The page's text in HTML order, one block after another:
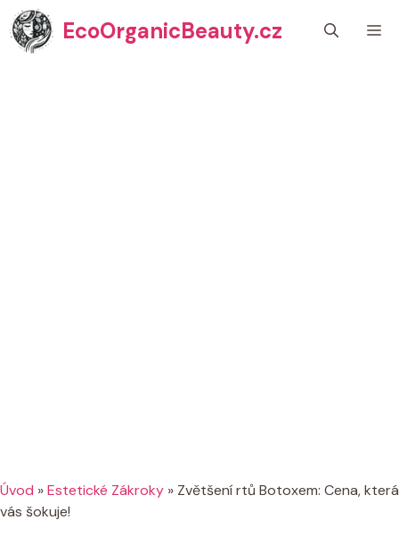
Přeskočit
na
obsah
EcoOrganicBeauty.cz
Úvod »Estetické Zákroky » Zvětšení rtů Botoxem: Cena, která
vás šokuje!